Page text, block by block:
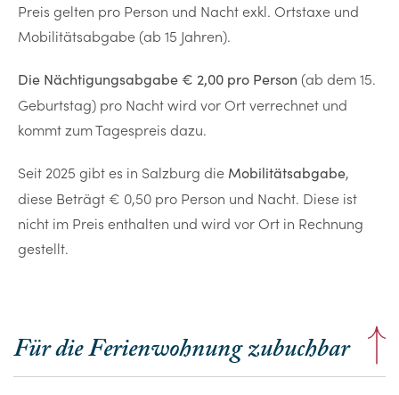
Preis gelten pro Person und Nacht exkl. Ortstaxe und
Mobilitätsabgabe (ab 15 Jahren).
Die Nächtigungsabgabe € 2,00 pro Person (ab dem 15.
Geburtstag) pro Nacht wird vor Ort verrechnet und
kommt zum Tagespreis dazu.
Seit 2025 gibt es in Salzburg die Mobilitätsabgabe,
diese Beträgt € 0,50 pro Person und Nacht. Diese ist
nicht im Preis enthalten und wird vor Ort in Rechnung
gestellt.
Für die Ferienwohnung zubuchbar